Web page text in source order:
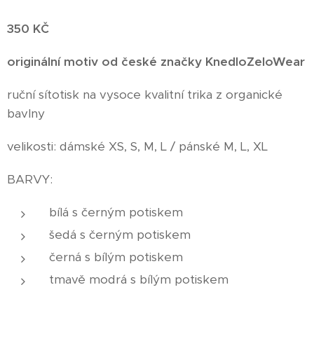
350 KČ
originální motiv od české značky KnedloZeloWear
ruční sítotisk na vysoce kvalitní trika z organické
bavlny
velikosti: dámské XS, S, M, L / pánské M, L, XL
BARVY:
bílá s černým potiskem
šedá s černým potiskem
černá s bílým potiskem
tmavě modrá s bílým potiskem